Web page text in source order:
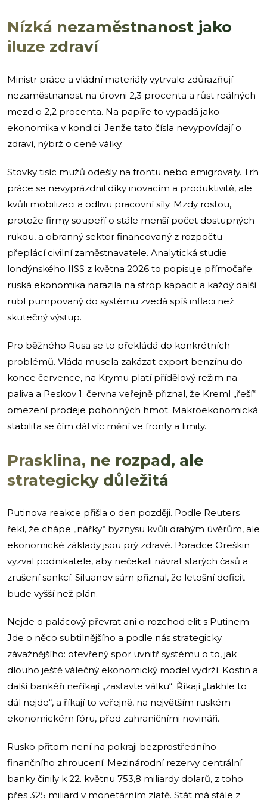
Nízká nezaměstnanost jako
iluze zdraví
Ministr práce a vládní materiály vytrvale zdůrazňují
nezaměstnanost na úrovni 2,3 procenta a růst reálných
mezd o 2,2 procenta. Na papíře to vypadá jako
ekonomika v kondici. Jenže tato čísla nevypovídají o
zdraví, nýbrž o ceně války.
Stovky tisíc mužů odešly na frontu nebo emigrovaly. Trh
práce se nevyprázdnil díky inovacím a produktivitě, ale
kvůli mobilizaci a odlivu pracovní síly. Mzdy rostou,
protože firmy soupeří o stále menší počet dostupných
rukou, a obranný sektor financovaný z rozpočtu
přeplácí civilní zaměstnavatele. Analytická studie
londýnského IISS z května 2026 to popisuje přímočaře:
ruská ekonomika narazila na strop kapacit a každý další
rubl pumpovaný do systému zvedá spíš inflaci než
skutečný výstup.
Pro běžného Rusa se to překládá do konkrétních
problémů. Vláda musela zakázat export benzínu do
konce července, na Krymu platí přídělový režim na
paliva a Peskov 1. června veřejně přiznal, že Kreml „řeší“
omezení prodeje pohonných hmot. Makroekonomická
stabilita se čím dál víc mění ve fronty a limity.
Prasklina, ne rozpad, ale
strategicky důležitá
Putinova reakce přišla o den později. Podle Reuters
řekl, že chápe „nářky“ byznysu kvůli drahým úvěrům, ale
ekonomické základy jsou prý zdravé. Poradce Oreškin
vyzval podnikatele, aby nečekali návrat starých časů a
zrušení sankcí. Siluanov sám přiznal, že letošní deficit
bude vyšší než plán.
Nejde o palácový převrat ani o rozchod elit s Putinem.
Jde o něco subtilnějšího a podle nás strategicky
závažnějšího: otevřený spor uvnitř systému o to, jak
dlouho ještě válečný ekonomický model vydrží. Kostin a
další bankéři neříkají „zastavte válku“. Říkají „takhle to
dál nejde“, a říkají to veřejně, na největším ruském
ekonomickém fóru, před zahraničními novináři.
Rusko přitom není na pokraji bezprostředního
finančního zhroucení. Mezinárodní rezervy centrální
banky činily k 22. květnu 753,8 miliardy dolarů, z toho
přes 325 miliard v monetárním zlatě. Stát má stále z